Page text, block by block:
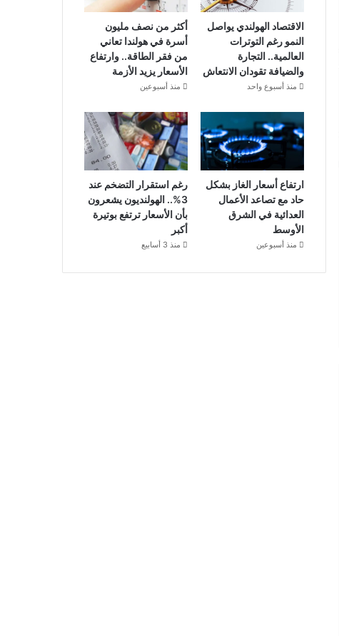
الاقتصاد الهولندي يواصل
النمو رغم التوترات
العالمية.. التجارة
والضيافة تقودان الانتعاش
منذ أسبوع واحد
أكثر من نصف مليون
أسرة في هولندا تعاني
من فقر الطاقة.. وارتفاع
الأسعار يزيد الأزمة
منذ أسبوعين
ارتفاع أسعار الغاز بشكل
حاد مع تصاعد الأعمال
العدائية في الشرق
الأوسط
منذ أسبوعين
رغم استقرار التضخم عند
3%.. الهولنديون يشعرون
بأن الأسعار ترتفع بوتيرة
أكبر
منذ 3 أسابيع